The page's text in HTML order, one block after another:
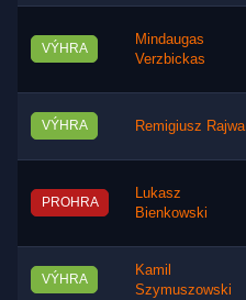
VÝHRA
Mindaugas
Verzbickas
VÝHRA Remigiusz Rajwa
PROHRA
Lukasz
Bienkowski
VÝHRA
Kamil
Szymuszowski